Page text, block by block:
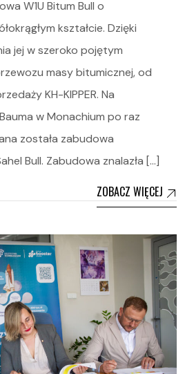
W1U Bitum Bull o
kształcie. Dzięki
jej w szeroko pojętym
masy bitumicznej, od
KH-KIPPER. Na
w Monachium po raz
została zabudowa
Bull. Zabudowa znalazła […]
ZOBACZ WIĘCEJ